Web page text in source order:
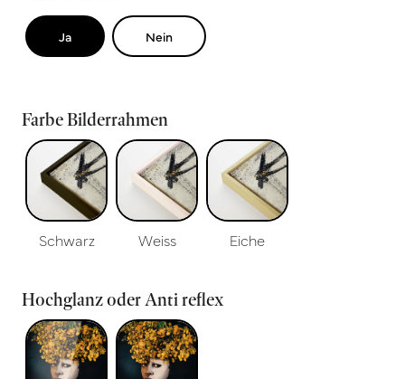
Ja Nein
Farbe Bilderrahmen
Schwarz Weiss Eiche
Hochglanz oder Anti reflex